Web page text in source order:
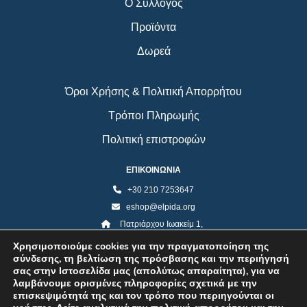
Ο Σύλλογος
Προϊόντα
Δωρεά
Όροι Χρήσης & Πολιτική Απορρήτου
Τρόποι Πληρωμής
Πολιτική επιστροφών
ΕΠΙΚΟΙΝΩΝΙΑ
+30 210 7253647
eshop@elpida.org
Πατριάρχου Ιωακείμ 1,
Χρησιμοποιούμε cookies για την πραγματοποίηση της
σύνδεσης, τη βελτίωση της πρόσβασης και την περιήγησή
σας στην Ιστοσελίδα μας (απολύτως απαραίτητα), για να
λαμβάνουμε ορισμένες πληροφορίες σχετικά με την
επισκεψιμότητά της και τον τρόπο που περιηγούνται οι